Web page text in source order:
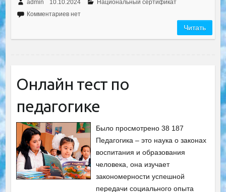
admin 10.10.2024
Национальный сертификат
Комментариев нет
Читать
Онлайн тест по
педагогике
Было просмотрено 38 187
Педагогика – это наука о законах
воспитания и образования
человека, она изучает
закономерности успешной
передачи социального опыта